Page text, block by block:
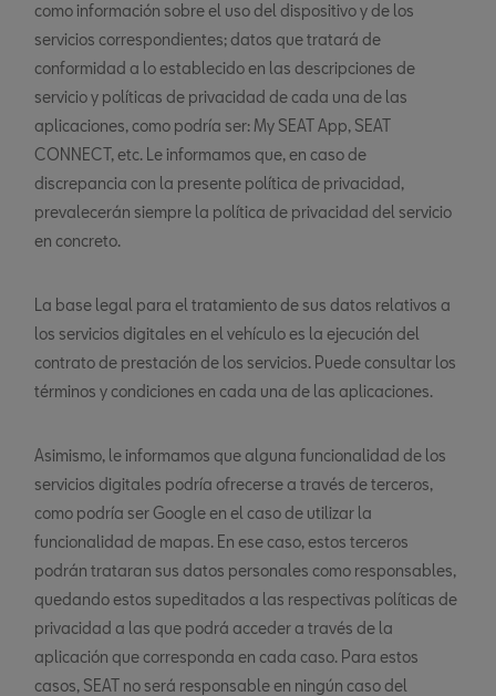
como información sobre el uso del dispositivo y de los
servicios correspondientes; datos que tratará de
conformidad a lo establecido en las descripciones de
servicio y políticas de privacidad de cada una de las
aplicaciones, como podría ser: My SEAT App, SEAT
CONNECT, etc. Le informamos que, en caso de
discrepancia con la presente política de privacidad,
prevalecerán siempre la política de privacidad del servicio
en concreto.
La base legal para el tratamiento de sus datos relativos a
los servicios digitales en el vehículo es la ejecución del
contrato de prestación de los servicios. Puede consultar los
términos y condiciones en cada una de las aplicaciones.
Asimismo, le informamos que alguna funcionalidad de los
servicios digitales podría ofrecerse a través de terceros,
como podría ser Google en el caso de utilizar la
funcionalidad de mapas. En ese caso, estos terceros
podrán trataran sus datos personales como responsables,
quedando estos supeditados a las respectivas políticas de
privacidad a las que podrá acceder a través de la
aplicación que corresponda en cada caso. Para estos
casos, SEAT no será responsable en ningún caso del